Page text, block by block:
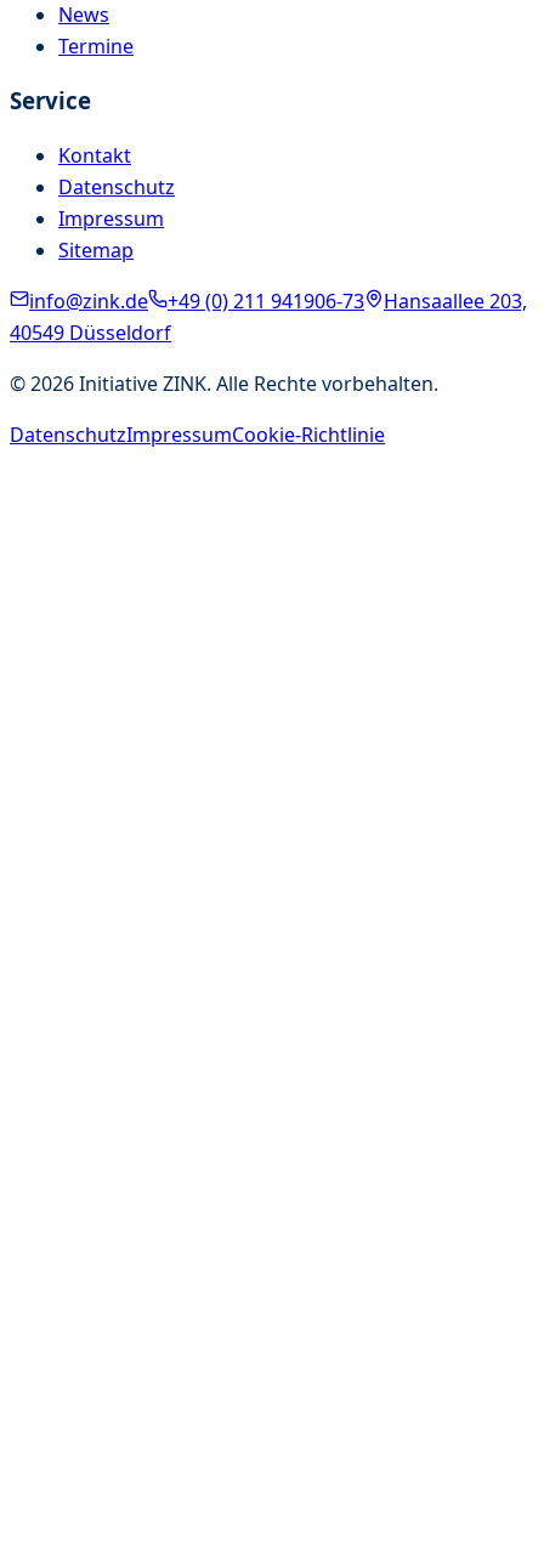
News
Termine
Service
Kontakt
Datenschutz
Impressum
Sitemap
info@zink.de
+49 (0) 211 941906-73
Hansaallee 203,
40549 Düsseldorf
©2026Initiative ZINK. Alle Rechte vorbehalten.
DatenschutzImpressumCookie-Richtlinie